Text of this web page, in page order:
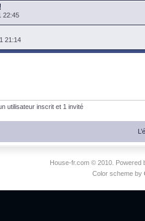
22:45
21:14
utilisateur inscrit et 1 invité
House-fr.com © 2010. Powered
Color scheme by